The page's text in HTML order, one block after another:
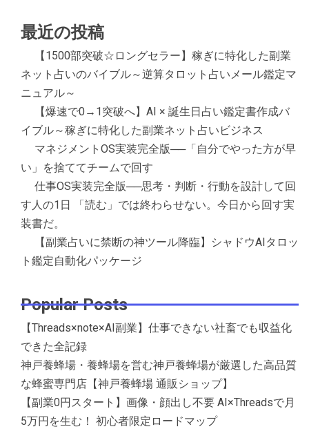
最近の投稿
【1500部突破☆ロングセラー】稼ぎに特化した副業
ネット占いのバイブル～逆算タロット占いメール鑑定マ
ニュアル～
【爆速で0→1突破へ】AI × 誕生日占い鑑定書作成バ
イブル～稼ぎに特化した副業ネット占いビジネス
マネジメントOS実装完全版──「自分でやった方が早
い」を捨ててチームで回す
仕事OS実装完全版──思考・判断・行動を設計して回
す人の1日 「読む」では終わらせない。今日から回す実
装書だ。
【副業占いに禁断の神ツール降臨】シャドウAIタロッ
ト鑑定自動化パッケージ
Popular Posts
【Threads×note×AI副業】仕事できない社畜でも収益化
できた全記録
神戸養蜂場・養蜂場を営む神戸養蜂場が厳選した高品質
な蜂蜜専門店【神戸養蜂場 通販ショップ】
【副業0円スタート】画像・顔出し不要 AI×Threadsで月
5万円を生む！ 初心者限定ロードマップ